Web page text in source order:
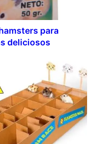
para
deliciosos